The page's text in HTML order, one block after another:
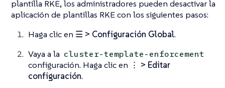
plantilla RKE, los administradores pueden desactivar la
aplicación de plantillas RKE con los siguientes pasos:
Haga clic en ☰ > Configuración Global.
Vaya a la cluster-template-enforcement
configuración. Haga clic en ⋮ > Editar
configuración.